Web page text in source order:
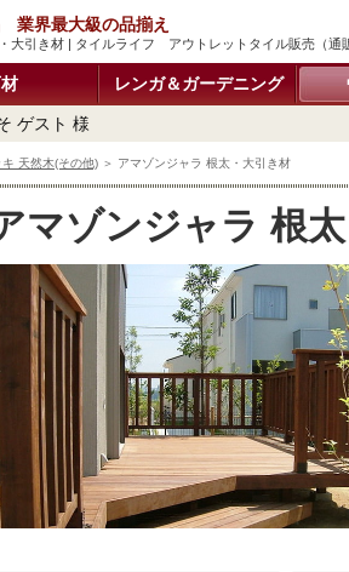
大引き材 | タイルライフ アウトレットタイル販売（通
業界最大級の品揃え
レンガ＆ガーデニング
ゲスト 様
キ 天然木(その他) ＞ アマゾンジャラ 根太・大引き材
マゾンジャラ 根